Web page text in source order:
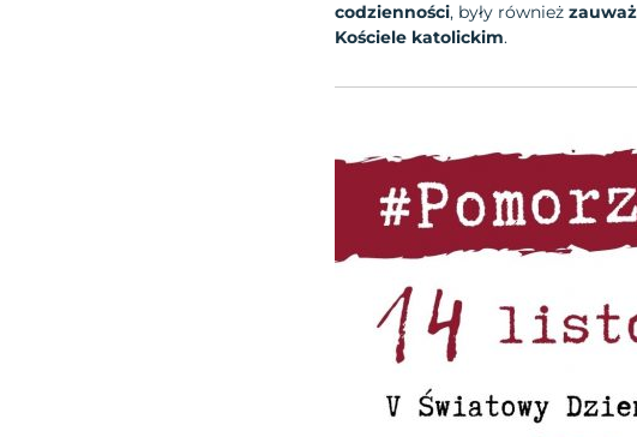
codzienności, były również
Kościele katolickim.